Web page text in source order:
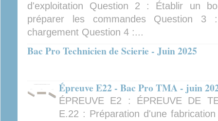
d'exploitation Question 2 : Établir un
préparer les commandes Question
chargement Question 4 :...
Bac Pro Technicien de Scierie - Juin 2025
Épreuve E22 - Bac Pro TMA - juin
ÉPREUVE E2 : ÉPREUVE DE
E.22 : Préparation d'une